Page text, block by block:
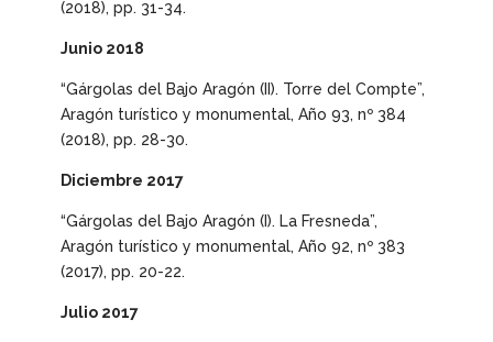
(2018), pp. 31-34.
Junio 2018
“Gárgolas del Bajo Aragón (II). Torre del Compte”,
Aragón turístico y monumental, Año 93, nº 384
(2018), pp. 28-30.
Diciembre 2017
“Gárgolas del Bajo Aragón (I). La Fresneda”,
Aragón turístico y monumental, Año 92, nº 383
(2017), pp. 20-22.
Julio 2017